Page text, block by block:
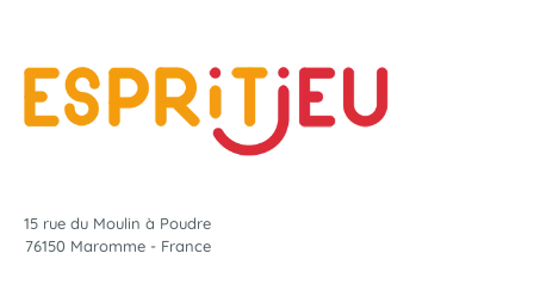
15 rue du Moulin à Poudre
76150 Maromme - France